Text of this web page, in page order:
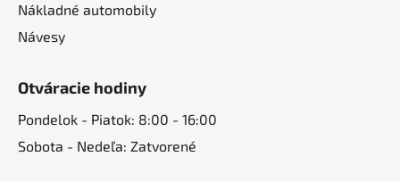
Nákladné automobily
Návesy
Otváracie hodiny
Pondelok - Piatok: 8:00 - 16:00
Sobota - Nedeľa: Zatvorené